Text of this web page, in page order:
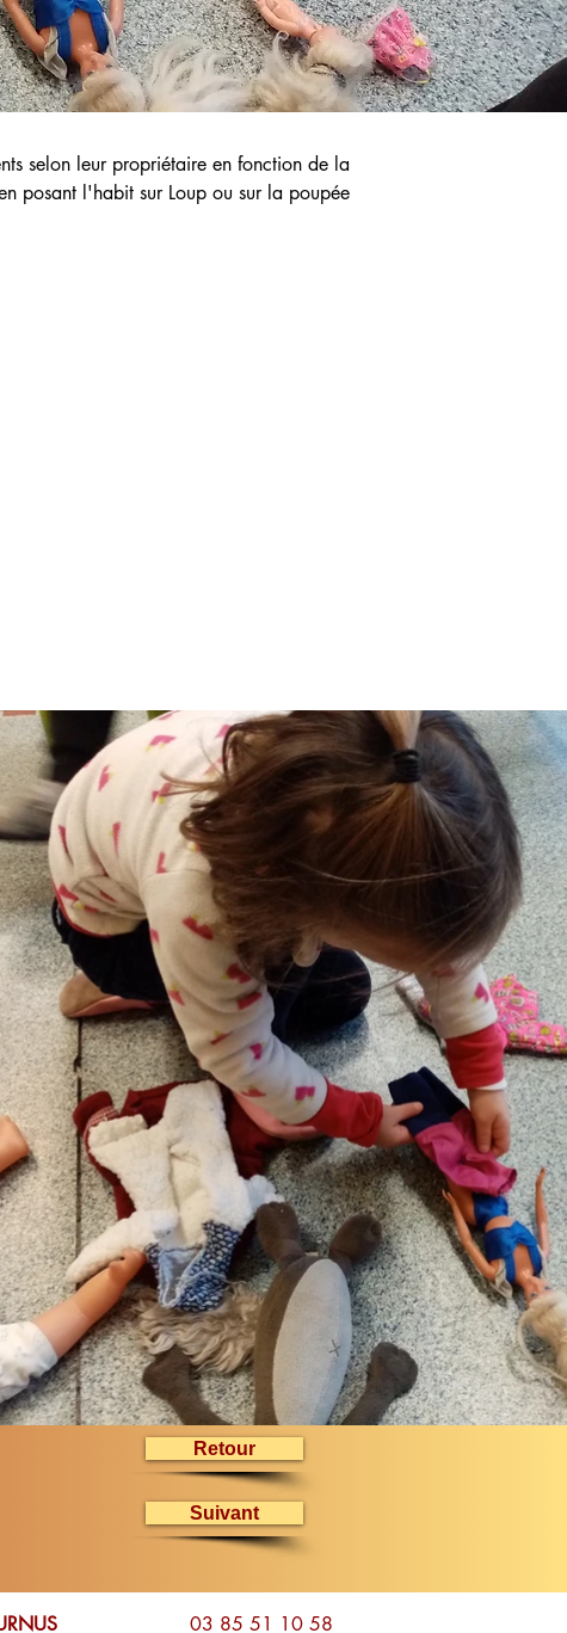
selon leur propriétaire en fonction de la
posant l'habit sur Loup ou sur la poupée
Retour
Suivant
03 85 51 10 58